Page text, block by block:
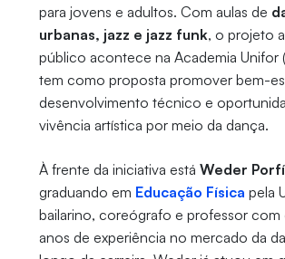
para jovens e adultos. Com aulas de
urbanas, jazz e jazz funk, o projeto
público acontece na Academia Unifor
tem como proposta promover bem-
desenvolvimento técnico e
vivência artística por meio da dança.
À frente da iniciativa está Weder
graduando em Educação Física pela
bailarino, coreógrafo e professor com
anos de experiência no mercado da